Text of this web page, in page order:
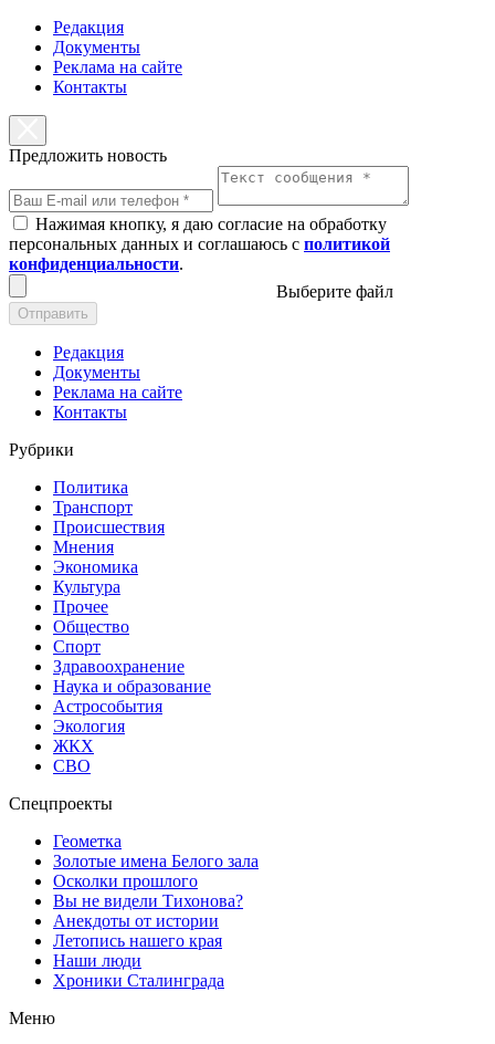
Редакция
Документы
Реклама на сайте
Контакты
Предложить новость
Нажимая кнопку, я даю согласие на обработку
персональных данных и соглашаюсь с политикой
конфиденциальности.
Выберите файл
Отправить
Редакция
Документы
Реклама на сайте
Контакты
Рубрики
Политика
Транспорт
Происшествия
Мнения
Экономика
Культура
Прочее
Общество
Спорт
Здравоохранение
Наука и образование
Астрособытия
Экология
ЖКХ
СВО
Спецпроекты
Геометка
Золотые имена Белого зала
Осколки прошлого
Вы не видели Тихонова?
Анекдоты от истории
Летопись нашего края
Наши люди
Хроники Сталинграда
Меню